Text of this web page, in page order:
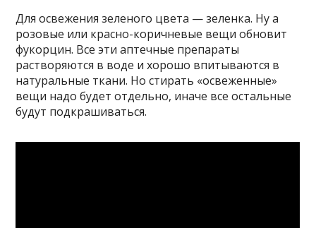
Для освежения зеленого цвета — зеленка. Ну а
розовые или красно-коричневые вещи обновит
фукорцин. Все эти аптечные препараты
растворяются в воде и хорошо впитываются в
натуральные ткани. Но стирать «освеженные»
вещи надо будет отдельно, иначе все остальные
будут подкрашиваться.